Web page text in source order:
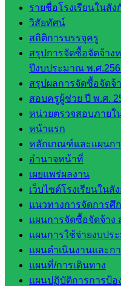
รายชื่อโรงเรียนในสัง
วิสัยทัศน์
สถิติการบรรจุครู
สรุปการจัดซื้อจัดจ้าง
ปีงบประมาณ พ.ศ
สรุปผลการจัดซื้อจัดจ้
สอบครูผู้ช่วย ปี พ.ศ.
หน่วยตรวจสอบภายใ
หน้าแรก
หลักเกณฑ์และแผนก
อำนาจหน้าที่
เผยแพร่ผลงาน
เว็บไซต์โรงเรียนในสั
แนวทางการจัดการศึ
แผนการจัดซื้อจัดจ้าง
แผนการใช้จ่ายงบปร
แผนดำเนินงานและก
แผนที่/การเดินทาง
แผนปฏิบัติการการป้อ
และแผน
กลุ่มส่ง
เสริมการ
จัดการ
ศึกษา
กลุ่ม
บริหาร
งาน
บุคคล
กลุ่ม
พัฒนาครู
และบุ
คลากรฯ
กลุ่มนิ
เทศ
ติดตาม
และประ
เมินผลฯ